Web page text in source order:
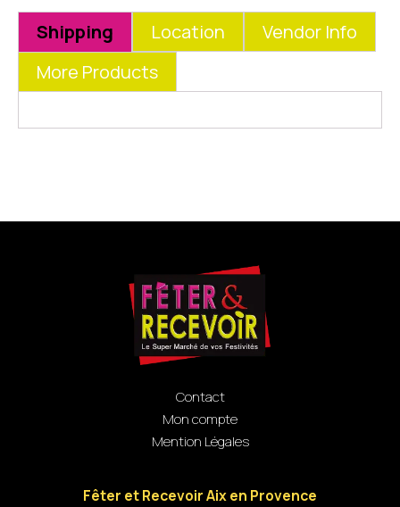
Shipping Location
Vendor Info
More Products
Contact
Mon compte
Mention Légales
Fêter et Recevoir Aix en Provence